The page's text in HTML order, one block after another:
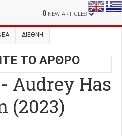
0 NEW ARTICLES
ΔΙΕΘΝΗ
ΤΟ ΑΡΘΡΟ
Audrey Has
(2023)